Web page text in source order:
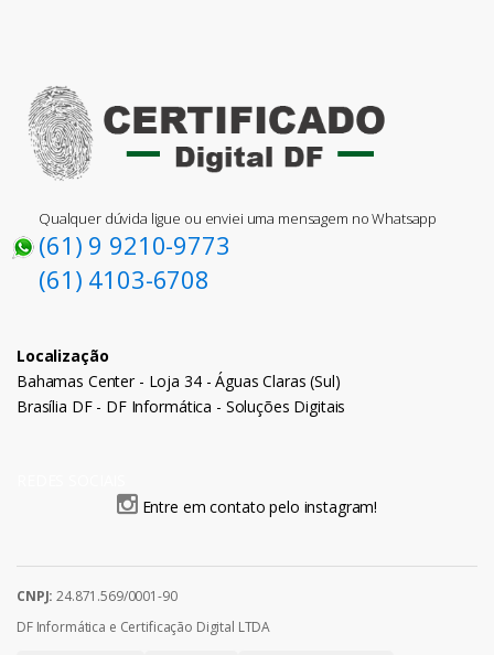
Qualquer dúvida ligue ou enviei uma mensagem no Whatsapp
(61) 9 9210-9773
(61) 4103-6708
Localização
Bahamas Center - Loja 34 - Águas Claras (Sul)
Brasília DF - DF Informática - Soluções Digitais
Entre em contato pelo instagram!
CNPJ: 24.871.569/0001-90
DF Informática e Certificação Digital LTDA